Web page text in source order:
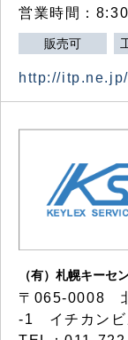
営業時間：
販売可
http://
（有）札幌キーセ
〒065-0008
-1 イチカンビ